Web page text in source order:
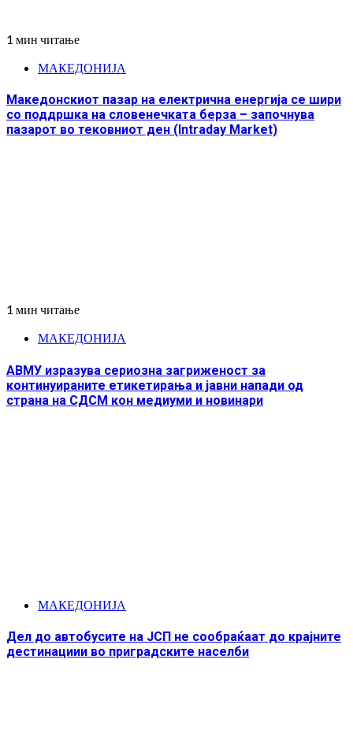
1 мин читање
МАКЕДОНИЈА
Македонскиот пазар на електрична енергија се шири
со поддршка на словенечката берза – започнува
пазарот во тековниот ден (Intraday Market)
1 мин читање
МАКЕДОНИЈА
АВМУ изразува сериозна загриженост за
континуираните етикетирања и јавни напади од
страна на СДСМ кон медиуми и новинари
МАКЕДОНИЈА
Дел до автобусите на ЈСП не сообраќаат до крајните
дестинациии во приградските населби